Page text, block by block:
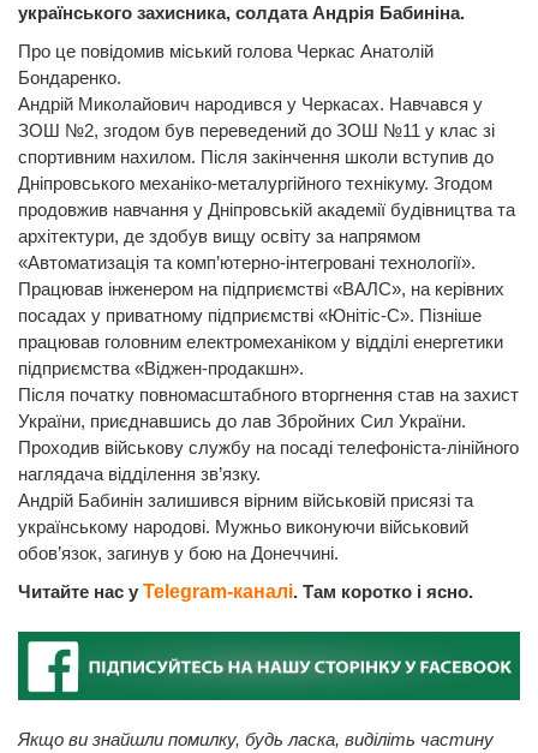
українського захисника, солдата Андрія Бабиніна.
Про це повідомив міський голова Черкас Анатолій
Бондаренко.
Андрій Миколайович народився у Черкасах. Навчався у
ЗОШ №2, згодом був переведений до ЗОШ №11 у клас зі
спортивним нахилом. Після закінчення школи вступив до
Дніпровського механіко-металургійного технікуму. Згодом
продовжив навчання у Дніпровській академії будівництва та
архітектури, де здобув вищу освіту за напрямом
«Автоматизація та комп’ютерно-інтегровані технології».
Працював інженером на підприємстві «ВАЛС», на керівних
посадах у приватному підприємстві «Юнітіс-С». Пізніше
працював головним електромеханіком у відділі енергетики
підприємства «Віджен-продакшн».
Після початку повномасштабного вторгнення став на захист
України, приєднавшись до лав Збройних Сил України.
Проходив військову службу на посаді телефоніста-лінійного
наглядача відділення зв’язку.
Андрій Бабинін залишився вірним військовій присязі та
українському народові. Мужньо виконуючи військовий
обов’язок, загинув у бою на Донеччині.
Читайте нас у Telegram-каналі. Там коротко і ясно.
Якщо ви знайшли помилку, будь ласка, виділіть частину